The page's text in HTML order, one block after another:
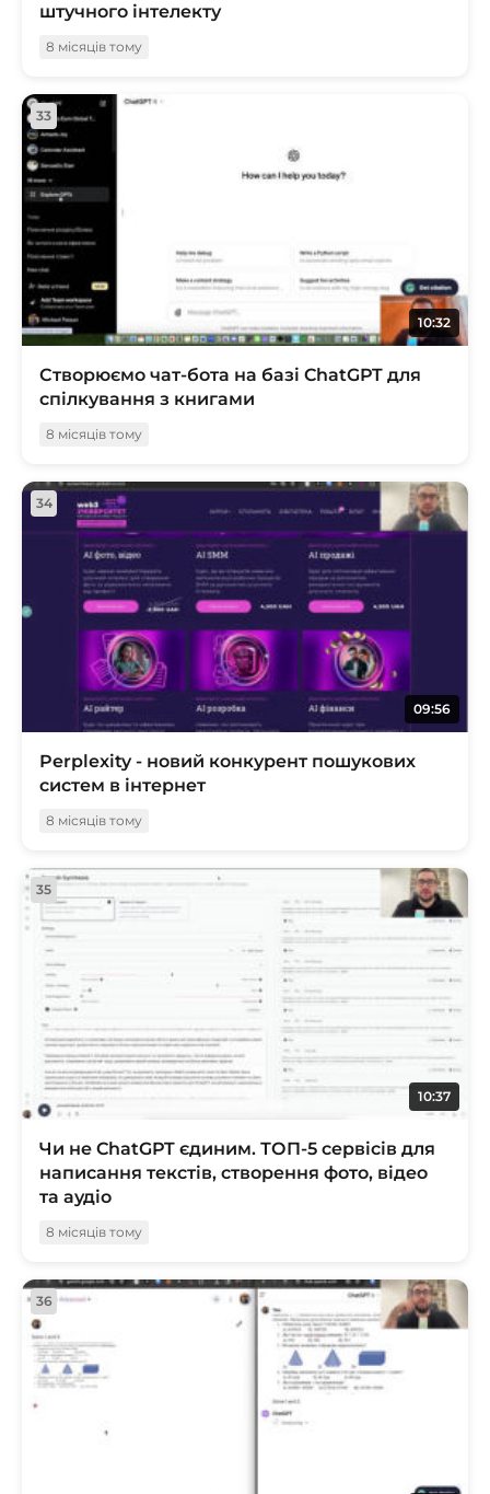
штучного інтелекту
8 місяців тому
33
10:32
Створюємо чат-бота на базі ChatGPT для
спілкування з книгами
8 місяців тому
34
09:56
Perplexity - новий конкурент пошукових
систем в інтернет
8 місяців тому
35
10:37
Чи не ChatGPT єдиним. ТОП-5 сервісів для
написання текстів, створення фото, відео
та аудіо
8 місяців тому
36